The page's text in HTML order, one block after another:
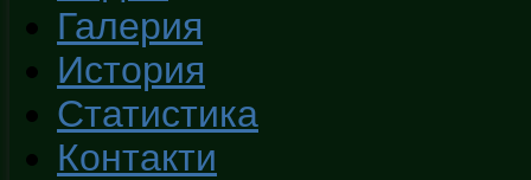
Галерия
История
Статистика
Контакти